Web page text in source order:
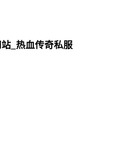
_热血传奇私服